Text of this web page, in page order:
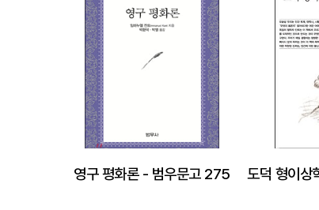
영구 평화론 - 범우문고 275